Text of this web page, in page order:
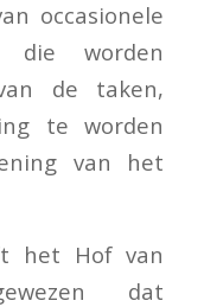
occasionele
die worden
de taken,
te worden
van het
het Hof van
dat